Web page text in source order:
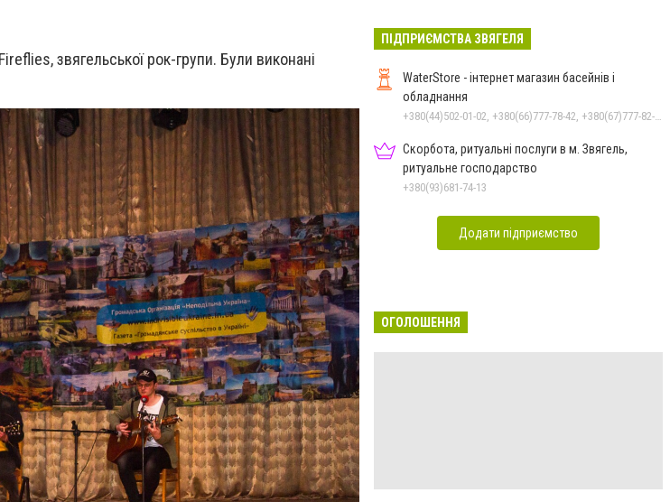
звягельської рок-групи. Були виконані
ПІДПРИЄМСТВА ЗВЯГЕЛЯ
WaterStore - інтернет магазин басейнів і
обладнання
+380(44)502-01-02, +380(66)777-78-42, +380(67)777-82-19, +380(67)890-80-80, +380(73)890-80-80, +380(44)502-01-03
Скорбота, ритуальні послуги в м. Звягель,
ритуальне господарство
+380(93)681-74-13
Додати підприємство
ОГОЛОШЕННЯ